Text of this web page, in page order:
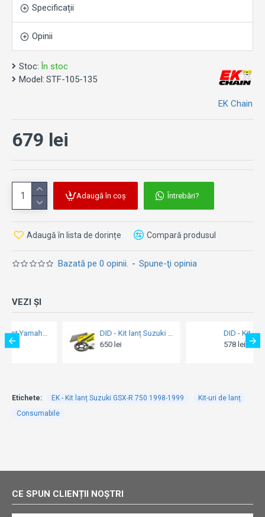
dezvoltareala
pe crearea de descoperiri tehnologice și dezvoltarea de
idei originale.
Notă: Imaginea este cu titlu de prezentare.
Specificații
Opinii
Stoc: În stoc
Model: STF-105-135
EK Chain
Bazată pe 0 opinii. - Spune-ţi opinia
679 lei
Adaugă în coș Întrebări?
Adaugă în lista de dorințe Compară produsul
VEZI ȘI
DID - Kit lanț Suzuki GSX-R600 K6 '06
578 lei
DID - Kit lanț Suzuki GSX-R 750 VX Series 1992-1995
Etichete: EK - Kit lanț Suzuki GSX-R 750 1998-1999
Kit-uri de lanț
Consumabile
CE SPUN CLIENȚII NOȘTRI